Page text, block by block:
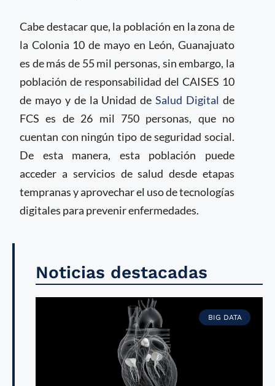
Cabe destacar que, la población en la zona de
la Colonia 10 de mayo en León, Guanajuato
es de más de 55 mil personas, sin embargo, la
población de responsabilidad del CAISES 10
de mayo y de la Unidad deSalud Digital de
FCS es de 26 mil 750 personas, que no
cuentan con ningún tipo de seguridad social.
De esta manera, esta población puede
acceder a servicios de salud desde etapas
tempranas y aprovechar el uso de tecnologías
digitales para prevenir enfermedades.
Noticias destacadas
BIG DATA